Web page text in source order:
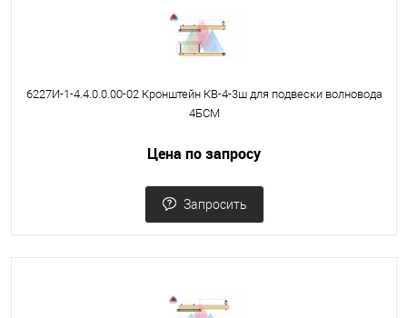
6227И-1-4.4.0.0.00-02 Кронштейн КВ-4-3ш для подвески волновода
4БСМ
Цена по запросу
Запросить